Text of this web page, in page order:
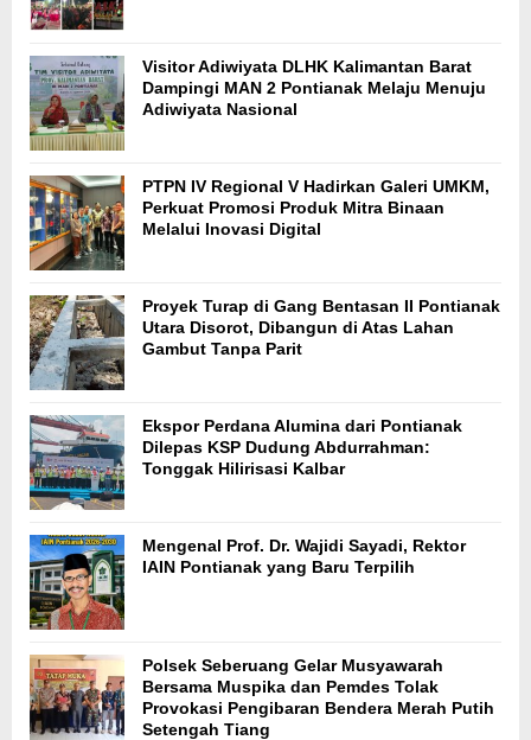
Visitor Adiwiyata DLHK Kalimantan Barat
Dampingi MAN 2 Pontianak Melaju Menuju
Adiwiyata Nasional
PTPN IV Regional V Hadirkan Galeri UMKM,
Perkuat Promosi Produk Mitra Binaan
Melalui Inovasi Digital
Proyek Turap di Gang Bentasan II Pontianak
Utara Disorot, Dibangun di Atas Lahan
Gambut Tanpa Parit
Ekspor Perdana Alumina dari Pontianak
Dilepas KSP Dudung Abdurrahman:
Tonggak Hilirisasi Kalbar
Mengenal Prof. Dr. Wajidi Sayadi, Rektor
IAIN Pontianak yang Baru Terpilih
Polsek Seberuang Gelar Musyawarah
Bersama Muspika dan Pemdes Tolak
Provokasi Pengibaran Bendera Merah Putih
Setengah Tiang